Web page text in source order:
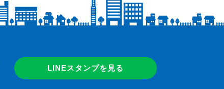
LINEスタンプを見る